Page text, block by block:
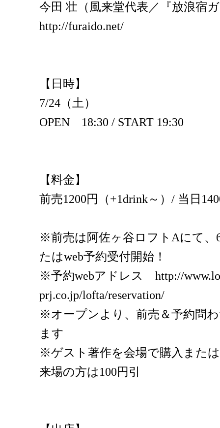
今田 壮（風来堂代表／『放浪宿
http://furaido.net/
【日時】
7/24（土）
OPEN 18:30 / START 19:30
【料金】
前売1200円（+1drink～）/ 当日
※前売は阿佐ヶ谷ロフトAにて、
たはweb予約受付開始！
※予約webアドレス http://
prj.co.jp/lofta/reservation/
※オープンより、前売＆予約問
ます
※ゲスト著作を会場で購入また
来場の方は100円引